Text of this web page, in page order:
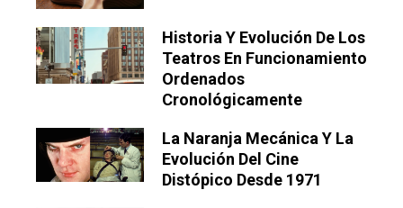
Historia Y Evolución De Los
Teatros En Funcionamiento
Ordenados
Cronológicamente
La Naranja Mecánica Y La
Evolución Del Cine
Distópico Desde 1971